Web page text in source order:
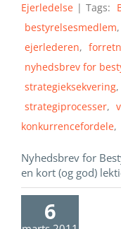
Ejerledelse | Tags:
bestyrelsesmedlem,
ejerlederen,
nyhedsbrev for
strategieksekvering,
strategiprocesser,
konkurrencefordele,
Nyhedsbrev for
en kort (og god)
6